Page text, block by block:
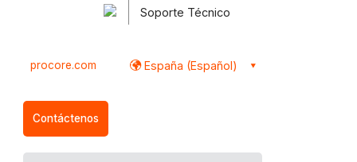
Soporte Técnico
procore.com España (Español)
Contáctenos